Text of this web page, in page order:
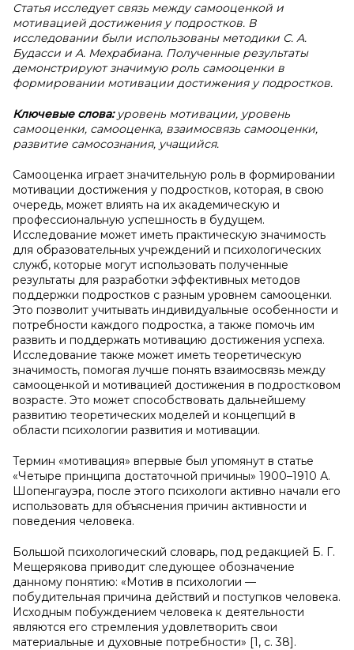
Статья исследует связь между самооценкой и
мотивацией достижения у подростков. В
исследовании были использованы методики С. А.
Будасси и А. Мехрабиана. Полученные результаты
демонстрируют значимую роль самооценки в
формировании мотивации достижения у подростков.
Ключевые слова: уровень мотивации, уровень
самооценки, самооценка, взаимосвязь самооценки,
развитие самосознания, учащийся.
Самооценка играет значительную роль в формировании
мотивации достижения у подростков, которая, в свою
очередь, может влиять на их академическую и
профессиональную успешность в будущем.
Исследование может иметь практическую значимость
для образовательных учреждений и психологических
служб, которые могут использовать полученные
результаты для разработки эффективных методов
поддержки подростков с разным уровнем самооценки.
Это позволит учитывать индивидуальные особенности и
потребности каждого подростка, а также помочь им
развить и поддержать мотивацию достижения успеха.
Исследование также может иметь теоретическую
значимость, помогая лучше понять взаимосвязь между
самооценкой и мотивацией достижения в подростковом
возрасте. Это может способствовать дальнейшему
развитию теоретических моделей и концепций в
области психологии развития и мотивации.
Термин «мотивация» впервые был упомянут в статье
«Четыре принципа достаточной причины» 1900–1910 А.
Шопенгауэра, после этого психологи активно начали его
использовать для объяснения причин активности и
поведения человека.
Большой психологический словарь, под редакцией Б. Г.
Мещерякова приводит следующее обозначение
данному понятию: «Мотив в психологии —
побудительная причина действий и поступков человека.
Исходным побуждением человека к деятельности
являются его стремления удовлетворить свои
материальные и духовные потребности» [1, c. 38].